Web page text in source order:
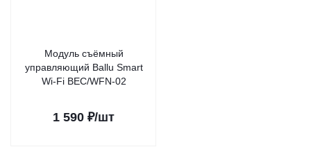
Модуль съёмный
управляющий Ballu Smart
Wi-Fi BEC/WFN-02
1 590 ₽/шт